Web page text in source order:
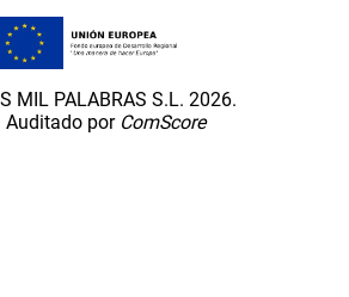
MIL PALABRAS S.L. 2026.
Auditado por ComScore